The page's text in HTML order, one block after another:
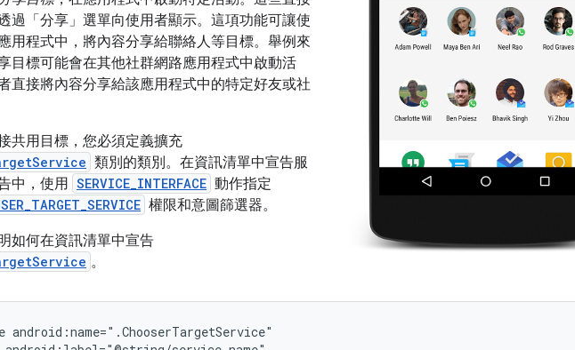
過「分享」 選單向使用者顯示。這項功能可讓使
用程式中，將內容分享給聯絡人等目標。舉例來
目標可能會在其他社群網路應用程式中啟動活
直接將內容分享給該應用程式中的特定好友或社
共用目標，您必須定義擴充
類別的類別。在資訊清單中宣告服
中，使用 SERVICE_INTERFACE 動作指定
權限和意圖篩選器。
如何在資訊清單中宣告
。